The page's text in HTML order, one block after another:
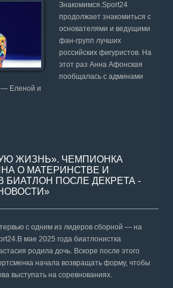
Знакомимся.Sport24
продолжает знакомиться с
основателями и ведущими
фан-групп лучших
российских фигуристов. На
этот раз Анна Афонская
пообщалась с админами
— Еленой и
ЖИЗНЬ». ЧЕМПИОНКА
О МАТЕРИНСТВЕ И
БИАТЛОН ПОСЛЕ ДЕКРЕТА -
с одним из лидеров сборной — на
мае 2025 года биатлонистка
родила дочь. Вскоре после этого
начала возвращать форму, чтобы
выступать на соревнованиях.